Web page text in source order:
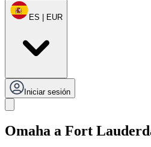
ES | EUR
Iniciar sesión
Omaha a Fort